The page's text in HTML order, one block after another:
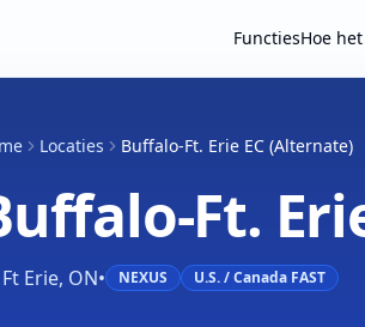
FunctiesHoe
Locaties Buffalo-Ft. Erie EC (Alternate)
Ft.
Ft Erie, ON• NEXUS U.S. / Canada FAST